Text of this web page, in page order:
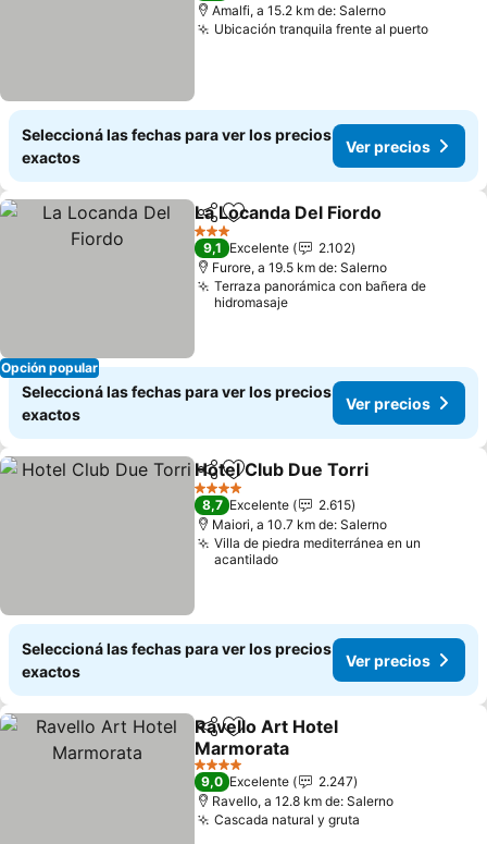
Amalfi, a 15.2 km de: Salerno
Ubicación tranquila frente al puerto
Seleccioná las fechas para ver los precios
exactos
Ver precios
Opción popular
CompartirAñadir a favoritos
La Locanda Del Fiordo
3 Estrellas
9,1 Excelente
2.102
Furore, a 19.5 km de: Salerno
Terraza panorámica con bañera de
hidromasaje
Seleccioná las fechas para ver los precios
exactos
Ver precios
CompartirAñadir a favoritos
Hotel Club Due Torri
4 Estrellas
8,7 Excelente
2.615
Maiori, a 10.7 km de: Salerno
Villa de piedra mediterránea en un
acantilado
Seleccioná las fechas para ver los precios
exactos
Ver precios
CompartirAñadir a favoritos
Ravello Art Hotel
Marmorata
4 Estrellas
9,0 Excelente
2.247
Ravello, a 12.8 km de: Salerno
Cascada natural y gruta